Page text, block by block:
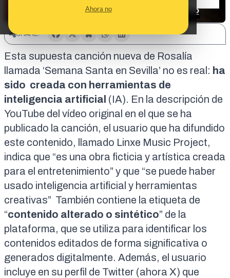
Ahora no
SHARE:
Esta supuesta canción nueva de Rosalía
llamada ‘Semana Santa en Sevilla’ no es real: ha
sido creada con herramientas de
inteligencia artificial (IA). En la descripción de
YouTube del vídeo original en el que se ha
publicado la canción, el usuario que ha difundido
este contenido, llamado Linxe Music Project,
indica que “es una obra ficticia y artística creada
para el entretenimiento” y que “se puede haber
usado inteligencia artificial y herramientas
creativas” También contiene la etiqueta de
“contenido alterado o sintético” de la
plataforma, que se utiliza para identificar los
contenidos editados de forma significativa o
generados digitalmente. Además, el usuario
incluye en su perfil de Twitter (ahora X) que